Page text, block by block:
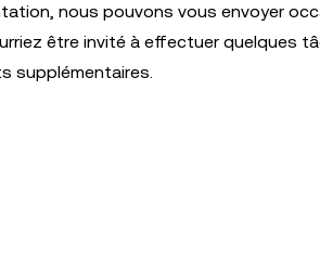
nous pouvons vous envoyer
être invité à effectuer quelques
supplémentaires.